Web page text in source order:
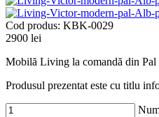
Cod produs: KBK-0029
2900 lei
Mobilă Living la comandă din Pal
Produsul prezentat este cu titlu